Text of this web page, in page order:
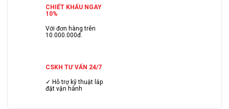
CHIẾT KHẤU NGAY
10%
Với đơn hàng trên
10.000.000đ.
CSKH TƯ VẤN 24/7
✓ Hỗ trợ kỹ thuật lắp
đặt vận hành